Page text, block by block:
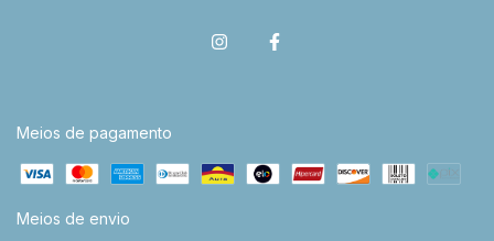
Meios de pagamento
Meios de envio